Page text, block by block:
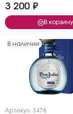
3 200 ₽
В корзину
В наличии
Артикул: 3476